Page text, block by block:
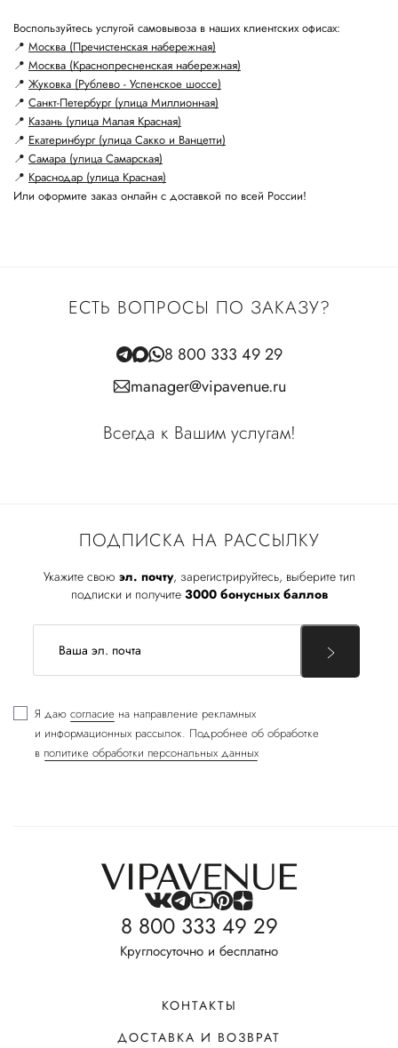
Воспользуйтесь услугой самовывоза в наших клиентских офисах:
📍 Москва (Пречистенская набережная)
📍 Москва (Краснопресненская набережная)
📍 Жуковка (Рублево - Успенское шоссе)
📍 Санкт-Петербург (улица Миллионная)
📍 Казань (улица Малая Красная)
📍 Екатеринбург (улица Сакко и Ванцетти)
📍 Самара (улица Самарская)
📍 Краснодар (улица Красная)
Или оформите заказ онлайн с доставкой по всей России!
ПОДПИСКА НА РАССЫЛКУ
Укажите свою эл. почту, зарегистрируйтесь, выберите тип
подписки и получите 3000 бонусных баллов
Я даю согласие на направление рекламных
и информационных рассылок. Подробнее об обработке
в политике обработки персональных данных
ЕСТЬ ВОПРОСЫ ПО ЗАКАЗУ?
8 800 333 49 29
manager@vipavenue.ru
Всегда к Вашим услугам!
8 800 333 49 29
Круглосуточно и бесплатно
КОНТАКТЫ
ДОСТАВКА И ВОЗВРАТ